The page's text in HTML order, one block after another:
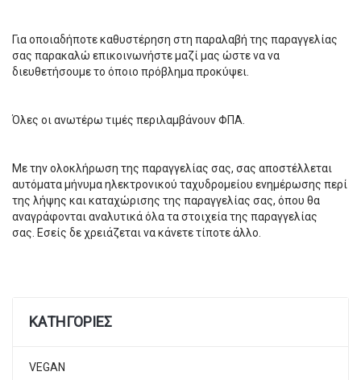
ΚΑΤΗΓΟΡΊΕΣ
VEGAN
Για οποιαδήποτε καθυστέρηση στη παραλαβή της παραγγελίας
σας παρακαλώ επικοινωνήστε μαζί μας ώστε να να
διευθετήσουμε το όποιο πρόβλημα προκύψει.
Όλες οι ανωτέρω τιμές περιλαμβάνουν ΦΠΑ.
Με την ολοκλήρωση της παραγγελίας σας, σας αποστέλλεται
αυτόματα μήνυμα ηλεκτρονικού ταχυδρομείου ενημέρωσης περί
της λήψης και καταχώρισης της παραγγελίας σας, όπου θα
αναγράφονται αναλυτικά όλα τα στοιχεία της παραγγελίας
σας. Εσείς δε χρειάζεται να κάνετε τίποτε άλλο.